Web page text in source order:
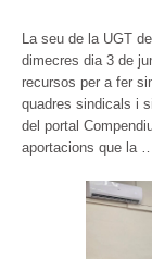
La seu de la UGT
dimecres dia 3 de
recursos per a fer
quadres sindicals i
del portal
aportacions que la